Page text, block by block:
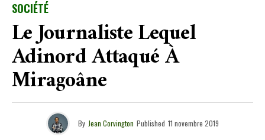
SOCIÉTÉ
Le Journaliste Lequel
Adinord Attaqué À
Miragoâne
By Jean Corvington Published 11 novembre 2019